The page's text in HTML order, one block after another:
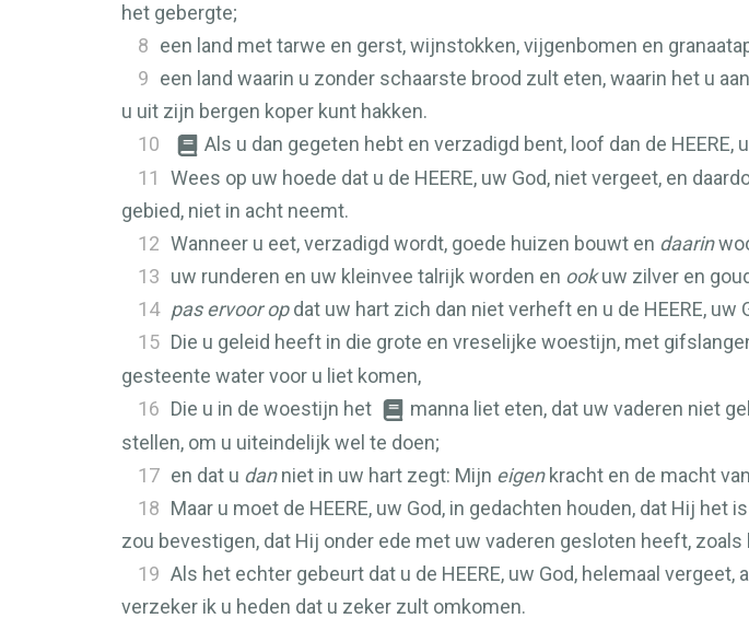
het gebergte;
8 een land met tarwe en gerst, wijnstokken, vijgenbomen en
9 een land waarin u zonder schaarste brood zult eten, waarin het u
u uit zijn bergen koper kunt hakken.
10
Als u dan gegeten hebt en verzadigd bent, loof dan de HEERE,
11
Wees op uw hoede dat u de HEERE, uw God, niet vergeet, en
gebied, niet in acht neemt.
12 Wanneer u eet, verzadigd wordt, goede huizen bouwt en daarin
13 uw runderen en uw kleinvee talrijk worden en ookuw zilver en
14 pas ervoor opdat uw hart zich dan niet verheft en u de HEERE, uw
15 Die u geleid heeft in die grote en vreselijke woestijn, met
gesteente water voor u liet komen,
16 Die u in de woestijn het
manna liet eten, dat uw vaderen niet
stellen, om u uiteindelijk wel te doen;
17 en dat u danniet in uw hart zegt: Mijn eigenkracht en de macht
18 Maar u moet de HEERE, uw God, in gedachten houden, dat Hij het
zou bevestigen, dat Hij onder ede met uw vaderen gesloten heeft, zoals
19 Als het echter gebeurt dat u de HEERE, uw God, helemaal vergeet,
verzeker ik u heden dat u zeker zult omkomen.